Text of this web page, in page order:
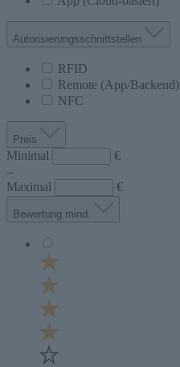
Autorisierungsschnittstellen
RFID
Remote (App/Backend)
NFC
Preis
Minimal
€
–
Maximal
€
Bewertung mind.